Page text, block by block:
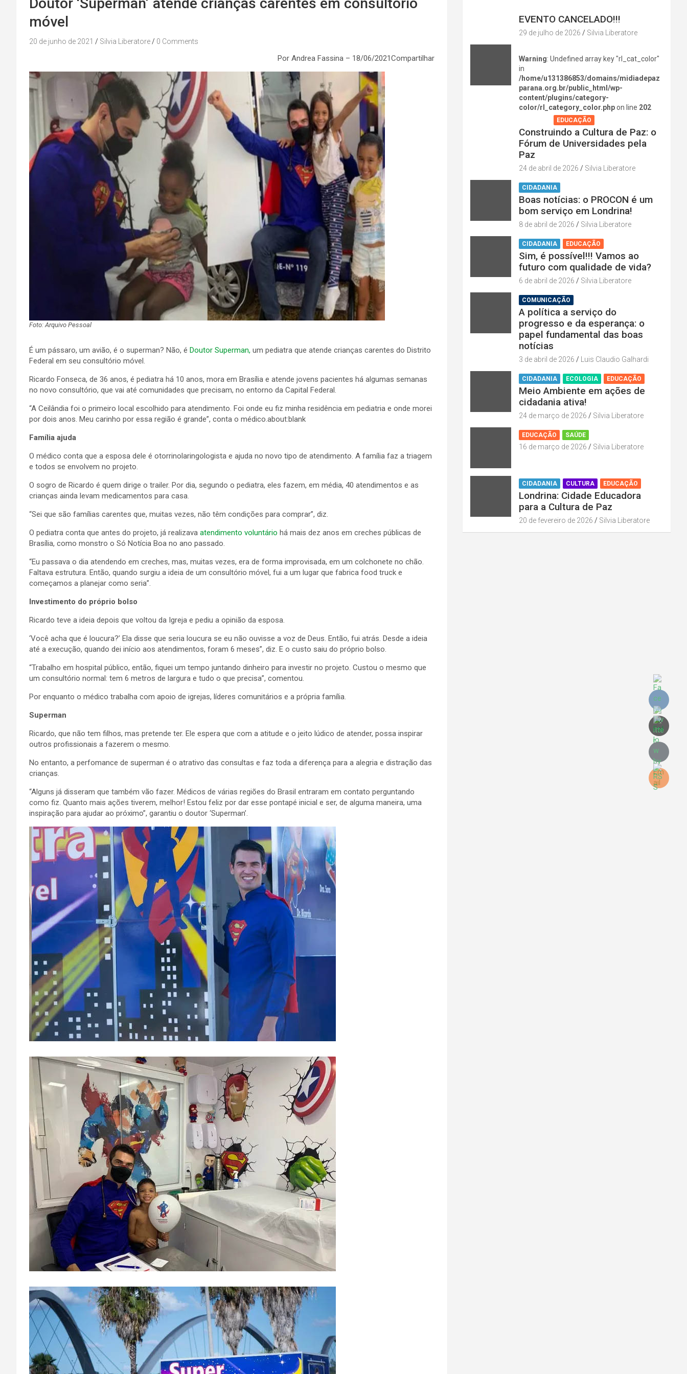
móvel
20 de junho de 2021 Silvia Liberatore 0 Comments
Por Andrea Fassina – 18/06/2021Compartilhar
Foto: Arquivo Pessoal
É um pássaro, um avião, é o superman? Não, é Doutor Superman, um pediatra que atende crianças carentes do Distrito
Federal em seu consultório móvel.
Ricardo Fonseca, de 36 anos, é pediatra há 10 anos, mora em Brasília e atende jovens pacientes há algumas semanas
no novo consultório, que vai até comunidades que precisam, no entorno da Capital Federal.
“A Ceilândia foi o primeiro local escolhido para atendimento. Foi onde eu fiz minha residência em pediatria e onde morei
por dois anos. Meu carinho por essa região é grande”, conta o médico.about:blank
Família ajuda
O médico conta que a esposa dele é otorrinolaringologista e ajuda no novo tipo de atendimento. A família faz a triagem
e todos se envolvem no projeto.
O sogro de Ricardo é quem dirige o trailer. Por dia, segundo o pediatra, eles fazem, em média, 40 atendimentos e as
crianças ainda levam medicamentos para casa.
“Sei que são famílias carentes que, muitas vezes, não têm condições para comprar”, diz.
O pediatra conta que antes do projeto, já realizava atendimento voluntário há mais dez anos em creches públicas de
Brasília, como monstro o Só Notícia Boa no ano passado.
“Eu passava o dia atendendo em creches, mas, muitas vezes, era de forma improvisada, em um colchonete no chão.
Faltava estrutura. Então, quando surgiu a ideia de um consultório móvel, fui a um lugar que fabrica food truck e
começamos a planejar como seria”.
Investimento do próprio bolso
Ricardo teve a ideia depois que voltou da Igreja e pediu a opinião da esposa.
‘Você acha que é loucura?’ Ela disse que seria loucura se eu não ouvisse a voz de Deus. Então, fui atrás. Desde a ideia
até a execução, quando dei início aos atendimentos, foram 6 meses”, diz. E o custo saiu do próprio bolso.
“Trabalho em hospital público, então, fiquei um tempo juntando dinheiro para investir no projeto. Custou o mesmo que
um consultório normal: tem 6 metros de largura e tudo o que precisa”, comentou.
Por enquanto o médico trabalha com apoio de igrejas, líderes comunitários e a própria família.
Superman
Ricardo, que não tem filhos, mas pretende ter. Ele espera que com a atitude e o jeito lúdico de atender, possa inspirar
outros profissionais a fazerem o mesmo.
No entanto, a perfomance de superman é o atrativo das consultas e faz toda a diferença para a alegria e distração das
crianças.
“Alguns já disseram que também vão fazer. Médicos de várias regiões do Brasil entraram em contato perguntando
como fiz. Quanto mais ações tiverem, melhor! Estou feliz por dar esse pontapé inicial e ser, de alguma maneira, uma
inspiração para ajudar ao próximo”, garantiu o doutor ‘Superman’.
EVENTO CANCELADO!!!
29 de julho de 2026 Silvia Liberatore
Warning: Undefined array key "rl_cat_color"
in
/home/u131386853/domains/midiadepaz
parana.org.br/public_html/wp-
content/plugins/category-
color/rl_category_color.phpon line 202
EDUCAÇÃO
Construindo a Cultura de Paz: o
Fórum de Universidades pela
Paz
24 de abril de 2026 Silvia Liberatore
CIDADANIA
Boas notícias: o PROCON é um
bom serviço em Londrina!
8 de abril de 2026 Silvia Liberatore
CIDADANIA EDUCAÇÃO
Sim, é possível!!! Vamos ao
futuro com qualidade de vida?
6 de abril de 2026 Silvia Liberatore
COMUNICAÇÃO
A política a serviço do
progresso e da esperança: o
papel fundamental das boas
notícias
3 de abril de 2026 Luis Claudio Galhardi
CIDADANIA ECOLOGIA EDUCAÇÃO
Meio Ambiente em ações de
cidadania ativa!
24 de março de 2026 Silvia Liberatore
EDUCAÇÃO SAÚDE
16 de março de 2026 Silvia Liberatore
CIDADANIA CULTURA EDUCAÇÃO
Londrina: Cidade Educadora
para a Cultura de Paz
20 de fevereiro de 2026 Silvia Liberatore